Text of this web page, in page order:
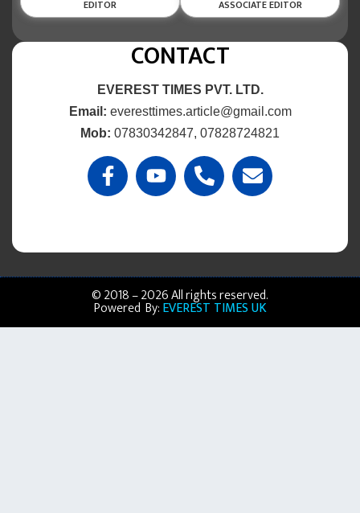
EDITOR ASSOCIATE EDITOR
CONTACT
EVEREST TIMES PVT. LTD.
Email: everesttimes.article@gmail.com
Mob: 07830342847, 07828724821
© 2018 – 2026 All rights reserved.
Powered By:EVEREST TIMES UK